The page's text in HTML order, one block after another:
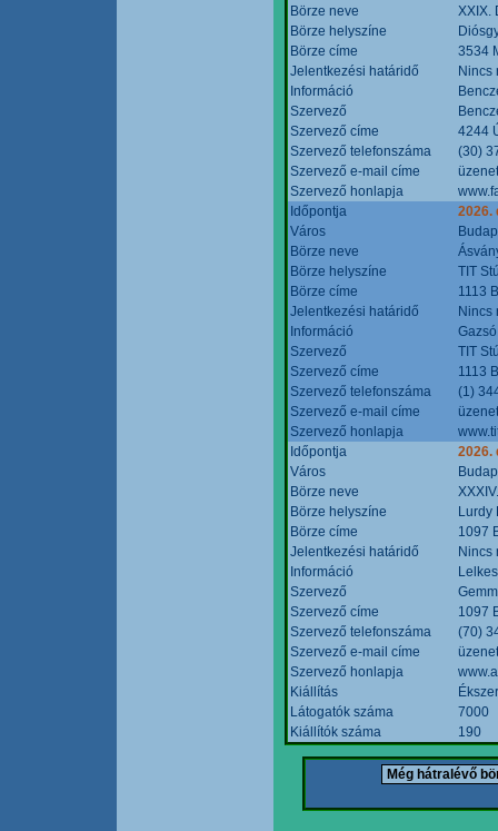
Börze neve
XXIX.
Börze helyszíne
Börze címe
3534
Jelentkezési határidő
Nincs
Információ
Szervező
Szervező címe
4244
Szervező telefonszáma
(30)
Szervező e-mail címe
Szervező honlapja
Időpontja
2026.
Város
Börze neve
Börze helyszíne
TIT
Börze címe
1113
Jelentkezési határidő
Nincs
Információ
Szervező
TIT
Szervező címe
1113
Szervező telefonszáma
(1)
Szervező e-mail címe
Szervező honlapja
Időpontja
2026.
Város
Börze neve
Börze helyszíne
Lurdy
Börze címe
1097
Jelentkezési határidő
Nincs
Információ
Szervező
Szervező címe
1097
Szervező telefonszáma
(70)
Szervező e-mail címe
Szervező honlapja
Kiállítás
Látogatók száma
7000
Kiállítók száma
190